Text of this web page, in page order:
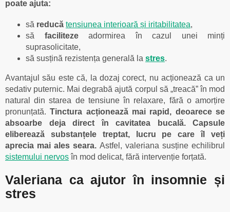
poate ajuta:
să reducă tensiunea interioară și iritabilitatea,
să facilitezeadormirea în cazul unei minți
suprasolicitate,
să susțină rezistența generală la stres.
Avantajul său este că, la dozaj corect, nu acționează ca un
sedativ puternic. Mai degrabă ajută corpul să „treacă” în mod
natural din starea de tensiune în relaxare, fără o amorțire
pronunțată.Tinctura acționează mai rapid, deoarece se
absoarbe deja direct în cavitatea bucală. Capsule
eliberează substanțele treptat, lucru pe care îl veți
aprecia mai ales seara. Astfel, valeriana susține echilibrul
sistemului nervosîn mod delicat, fără intervenție forțată.
Valeriana ca ajutor în insomnie și
stres